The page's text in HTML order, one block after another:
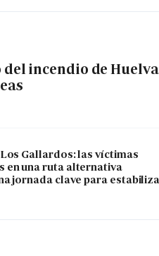
incendio de Huelva
Gallardos: las víctimas
en una ruta alternativa
jornada clave para